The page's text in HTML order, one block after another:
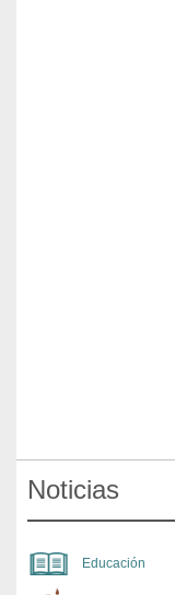
Noticias
Educación